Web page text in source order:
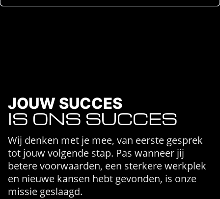
JOUW SUCCES
IS ONS SUCCES
Wij denken met je mee, van eerste gesprek
tot jouw volgende stap. Pas wanneer jij
betere voorwaarden, een sterkere werkplek
en nieuwe kansen hebt gevonden, is onze
missie geslaagd.